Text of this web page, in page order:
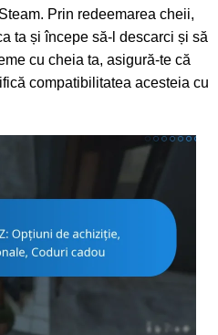
Prin redeemarea cheii,
ta și începe să-l descarci și să
cu cheia ta, asigură-te că
compatibilitatea acesteia cu